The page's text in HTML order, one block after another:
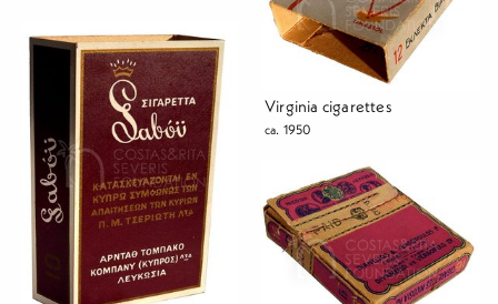
Virginia cigarettes
ca. 1950